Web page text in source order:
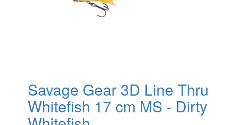
Savage Gear 3D Line Thru
Whitefish 17 cm MS - Dirty